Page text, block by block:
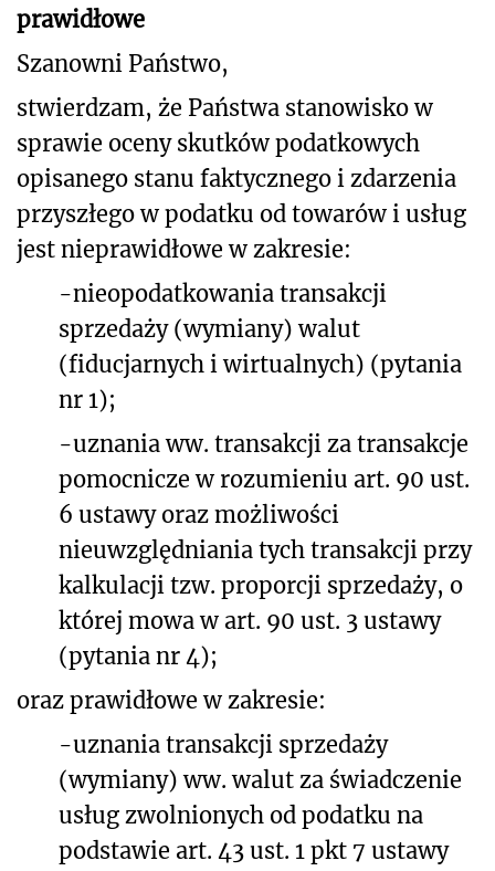
prawidłowe
Szanowni Państwo,
stwierdzam, że Państwa stanowisko w
sprawie oceny skutków podatkowych
opisanego stanu faktycznego i zdarzenia
przyszłego w podatku od towarów i usług
jest nieprawidłowe w zakresie:
-nieopodatkowania transakcji
sprzedaży (wymiany) walut
(fiducjarnych i wirtualnych) (pytania
nr 1);
-uznania ww. transakcji za transakcje
pomocnicze w rozumieniu art. 90 ust.
6 ustawy oraz możliwości
nieuwzględniania tych transakcji przy
kalkulacji tzw. proporcji sprzedaży, o
której mowa w art. 90 ust. 3 ustawy
(pytania nr 4);
oraz prawidłowe w zakresie:
-uznania transakcji sprzedaży
(wymiany) ww. walut za świadczenie
usług zwolnionych od podatku na
podstawie art. 43 ust. 1 pkt 7 ustawy